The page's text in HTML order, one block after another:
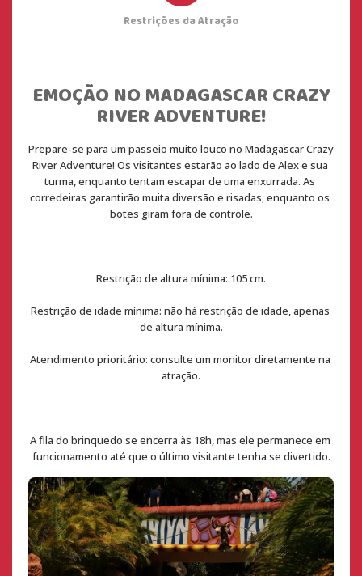
Restrições da Atração
EMOÇÃO NO MADAGASCAR CRAZY
RIVER ADVENTURE!
Prepare-se para um passeio muito louco no Madagascar Crazy
River Adventure! Os visitantes estarão ao lado de Alex e sua
turma, enquanto tentam escapar de uma enxurrada. As
corredeiras garantirão muita diversão e risadas, enquanto os
botes giram fora de controle.
Restrição de altura mínima: 105 cm.
Restrição de idade mínima: não há restrição de idade, apenas
de altura mínima.
Atendimento prioritário: consulte um monitor diretamente na
atração.
A fila do brinquedo se encerra às 18h, mas ele permanece em
funcionamento até que o último visitante tenha se divertido.